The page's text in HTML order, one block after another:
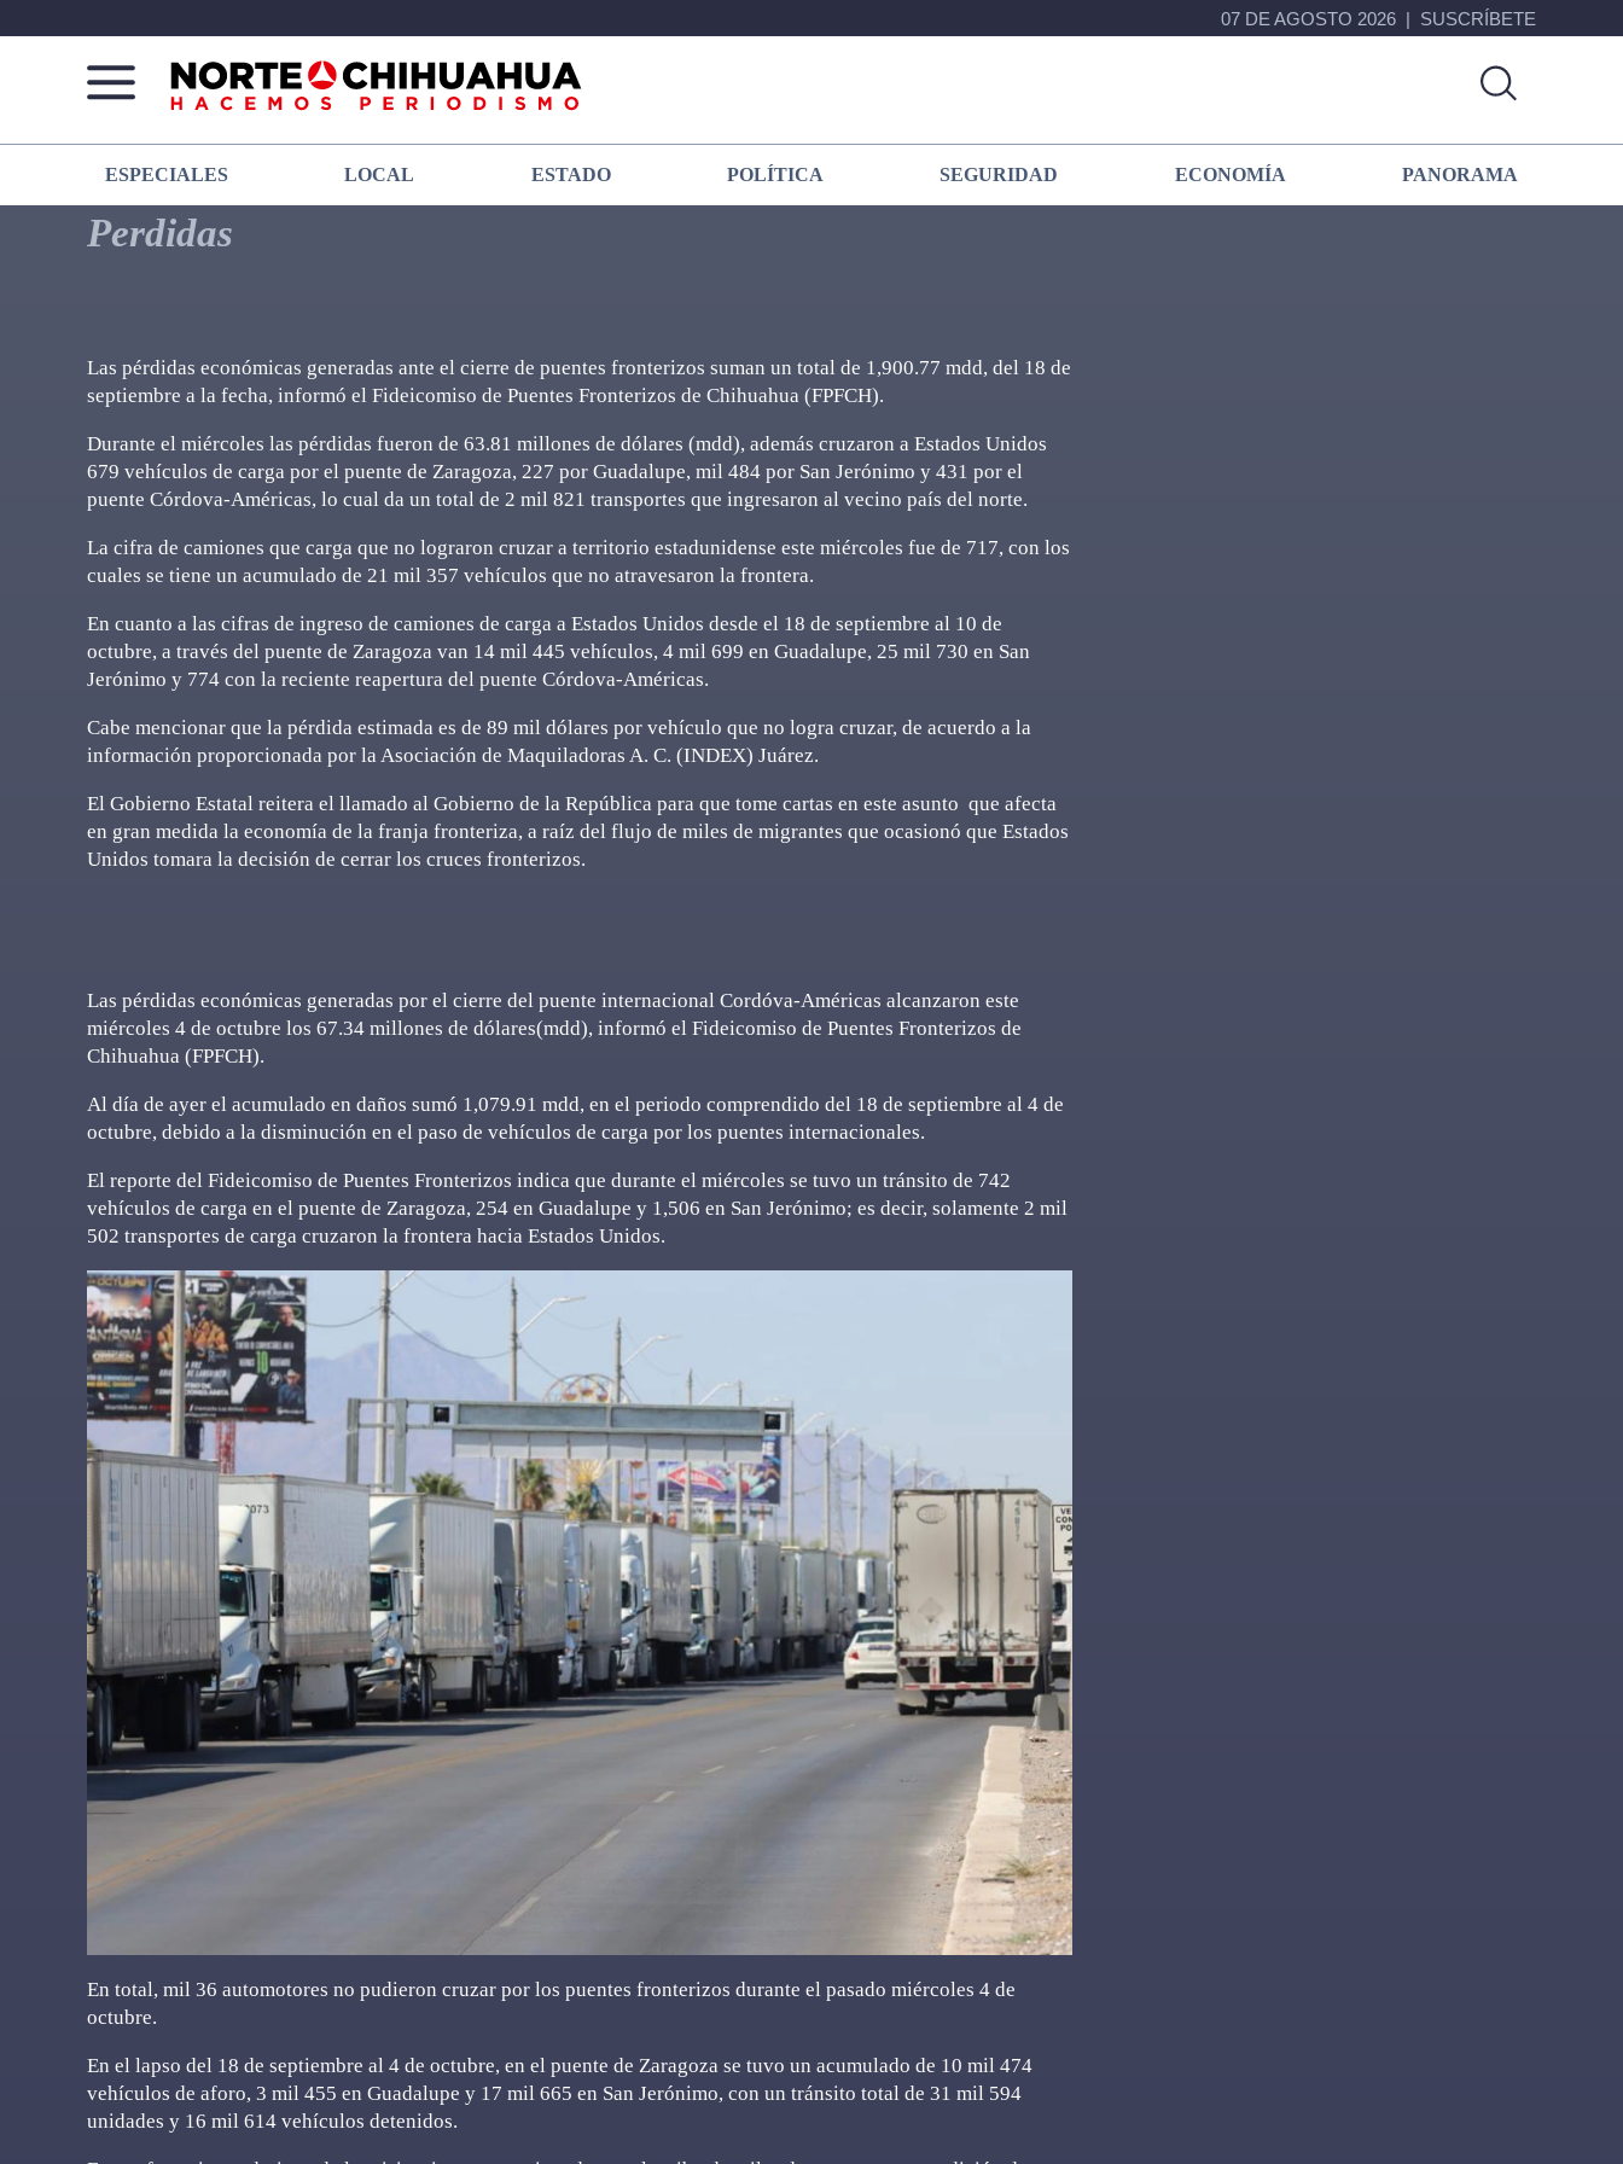
07 DE AGOSTO 2026 SUSCRÍBETE
Norte
De
Chihuahua
Más
que
noticias,
hacemos periodismo
ESPECIALES LOCAL ESTADO POLÍTICA SEGURIDAD ECONOMÍA PANORAMA
Perdidas
Las pérdidas económicas generadas ante el cierre de puentes fronterizos suman un total de 1,900.77 mdd, del 18 de
septiembre a la fecha, informó el Fideicomiso de Puentes Fronterizos de Chihuahua (FPFCH).
Durante el miércoles las pérdidas fueron de 63.81 millones de dólares (mdd), además cruzaron a Estados Unidos
679 vehículos de carga por el puente de Zaragoza, 227 por Guadalupe, mil 484 por San Jerónimo y 431 por el
puente Córdova-Américas, lo cual da un total de 2 mil 821 transportes que ingresaron al vecino país del norte.
La cifra de camiones que carga que no lograron cruzar a territorio estadunidense este miércoles fue de 717, con los
cuales se tiene un acumulado de 21 mil 357 vehículos que no atravesaron la frontera.
En cuanto a las cifras de ingreso de camiones de carga a Estados Unidos desde el 18 de septiembre al 10 de
octubre, a través del puente de Zaragoza van 14 mil 445 vehículos, 4 mil 699 en Guadalupe, 25 mil 730 en San
Jerónimo y 774 con la reciente reapertura del puente Córdova-Américas.
Cabe mencionar que la pérdida estimada es de 89 mil dólares por vehículo que no logra cruzar, de acuerdo a la
información proporcionada por la Asociación de Maquiladoras A. C. (INDEX) Juárez.
El Gobierno Estatal reitera el llamado al Gobierno de la República para que tome cartas en este asunto que afecta
en gran medida la economía de la franja fronteriza, a raíz del flujo de miles de migrantes que ocasionó que Estados
Unidos tomara la decisión de cerrar los cruces fronterizos.
Las pérdidas económicas generadas por el cierre del puente internacional Cordóva-Américas alcanzaron este
miércoles 4 de octubre los 67.34 millones de dólares(mdd), informó el Fideicomiso de Puentes Fronterizos de
Chihuahua (FPFCH).
Al día de ayer el acumulado en daños sumó 1,079.91 mdd, en el periodo comprendido del 18 de septiembre al 4 de
octubre, debido a la disminución en el paso de vehículos de carga por los puentes internacionales.
El reporte del Fideicomiso de Puentes Fronterizos indica que durante el miércoles se tuvo un tránsito de 742
vehículos de carga en el puente de Zaragoza, 254 en Guadalupe y 1,506 en San Jerónimo; es decir, solamente 2 mil
502 transportes de carga cruzaron la frontera hacia Estados Unidos.
En total, mil 36 automotores no pudieron cruzar por los puentes fronterizos durante el pasado miércoles 4 de
octubre.
En el lapso del 18 de septiembre al 4 de octubre, en el puente de Zaragoza se tuvo un acumulado de 10 mil 474
vehículos de aforo, 3 mil 455 en Guadalupe y 17 mil 665 en San Jerónimo, con un tránsito total de 31 mil 594
unidades y 16 mil 614 vehículos detenidos.